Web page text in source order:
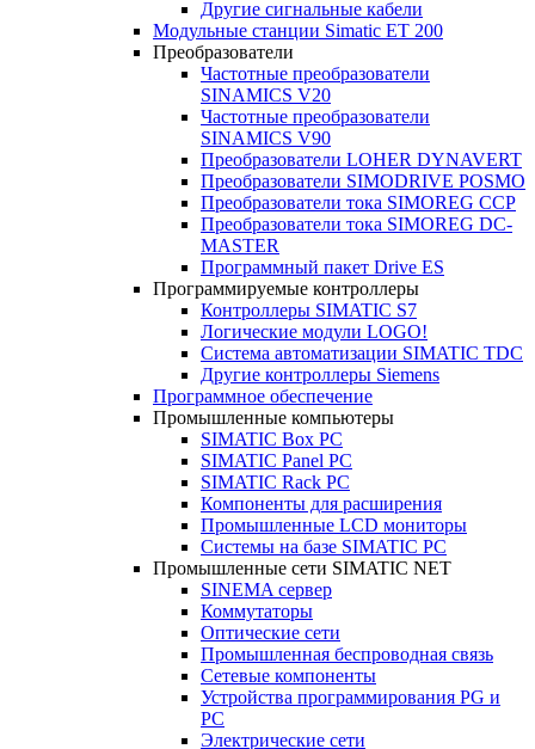
Другие сигнальные кабели
Модульные станции Simatic ET 200
Преобразователи
Частотные преобразователи
SINAMICS V20
Частотные преобразователи
SINAMICS V90
Преобразователи LOHER DYNAVERT
Преобразователи SIMODRIVE POSMO
Преобразователи тока SIMOREG CCP
Преобразователи тока SIMOREG DC-
MASTER
Программный пакет Drive ES
Программируемые контроллеры
Контроллеры SIMATIC S7
Логические модули LOGO!
Система автоматизации SIMATIC TDC
Другие контроллеры Siemens
Программное обеспечение
Промышленные компьютеры
SIMATIC Box PC
SIMATIC Panel PС
SIMATIC Rack PC
Компоненты для расширения
Промышленные LCD мониторы
Системы на базе SIMATIC PC
Промышленные сети SIMATIC NET
SINEMA сервер
Коммутаторы
Оптические сети
Промышленная беспроводная связь
Сетевые компоненты
Устройства программирования PG и
PC
Электрические сети